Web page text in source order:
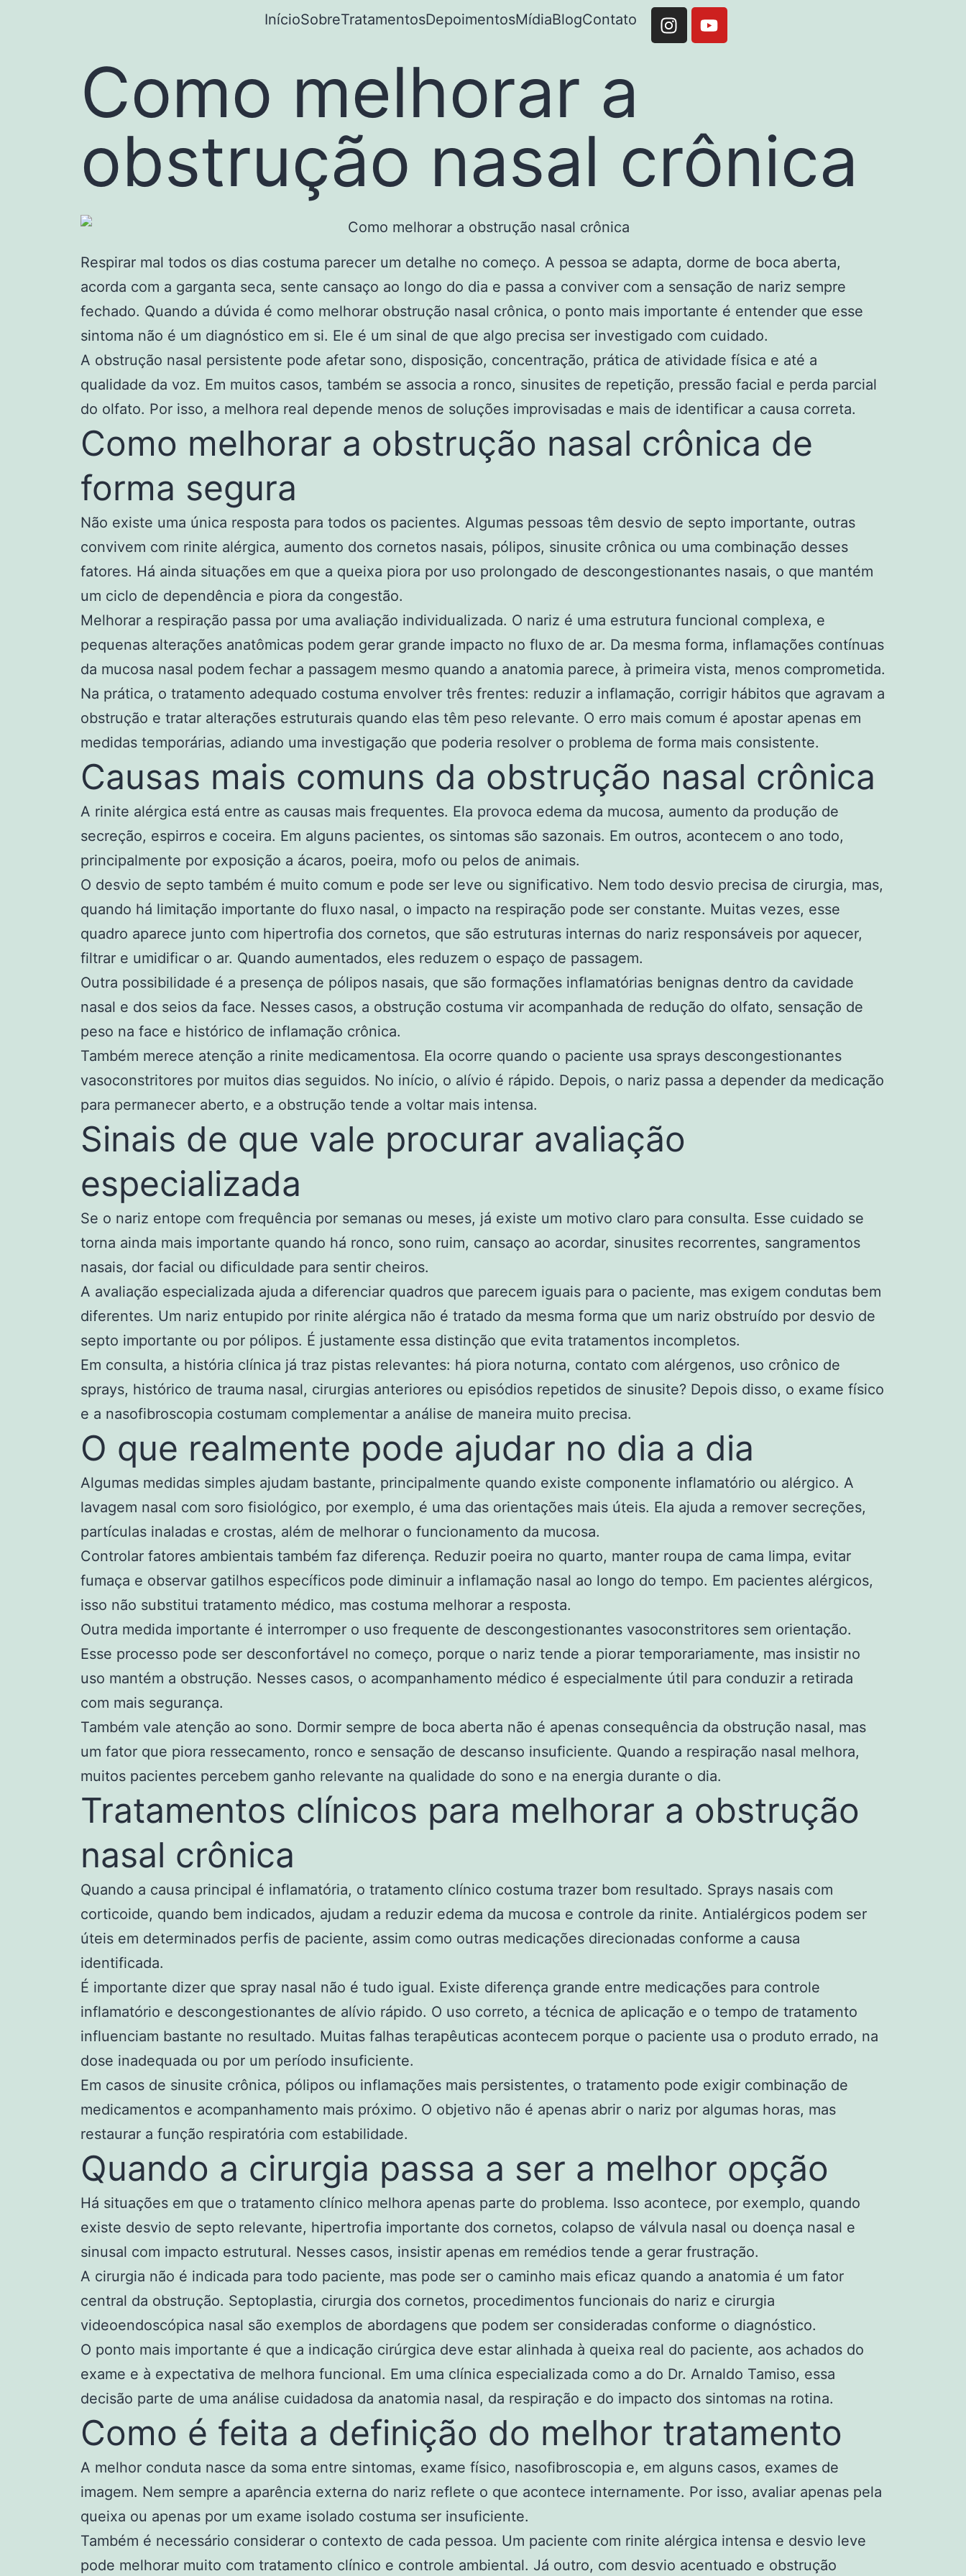
InícioSobreTratamentosDepoimentosMídiaBlogContato
Como melhorar a
obstrução nasal crônica
Respirar mal todos os dias costuma parecer um detalhe no começo. A pessoa se adapta, dorme de boca aberta,
acorda com a garganta seca, sente cansaço ao longo do dia e passa a conviver com a sensação de nariz sempre
fechado. Quando a dúvida é como melhorar obstrução nasal crônica, o ponto mais importante é entender que esse
sintoma não é um diagnóstico em si. Ele é um sinal de que algo precisa ser investigado com cuidado.
A obstrução nasal persistente pode afetar sono, disposição, concentração, prática de atividade física e até a
qualidade da voz. Em muitos casos, também se associa a ronco, sinusites de repetição, pressão facial e perda parcial
do olfato. Por isso, a melhora real depende menos de soluções improvisadas e mais de identificar a causa correta.
Como melhorar a obstrução nasal crônica de
forma segura
Não existe uma única resposta para todos os pacientes. Algumas pessoas têm desvio de septo importante, outras
convivem com rinite alérgica, aumento dos cornetos nasais, pólipos, sinusite crônica ou uma combinação desses
fatores. Há ainda situações em que a queixa piora por uso prolongado de descongestionantes nasais, o que mantém
um ciclo de dependência e piora da congestão.
Melhorar a respiração passa por uma avaliação individualizada. O nariz é uma estrutura funcional complexa, e
pequenas alterações anatômicas podem gerar grande impacto no fluxo de ar. Da mesma forma, inflamações contínuas
da mucosa nasal podem fechar a passagem mesmo quando a anatomia parece, à primeira vista, menos comprometida.
Na prática, o tratamento adequado costuma envolver três frentes: reduzir a inflamação, corrigir hábitos que agravam a
obstrução e tratar alterações estruturais quando elas têm peso relevante. O erro mais comum é apostar apenas em
medidas temporárias, adiando uma investigação que poderia resolver o problema de forma mais consistente.
Causas mais comuns da obstrução nasal crônica
A rinite alérgica está entre as causas mais frequentes. Ela provoca edema da mucosa, aumento da produção de
secreção, espirros e coceira. Em alguns pacientes, os sintomas são sazonais. Em outros, acontecem o ano todo,
principalmente por exposição a ácaros, poeira, mofo ou pelos de animais.
O desvio de septo também é muito comum e pode ser leve ou significativo. Nem todo desvio precisa de cirurgia, mas,
quando há limitação importante do fluxo nasal, o impacto na respiração pode ser constante. Muitas vezes, esse
quadro aparece junto com hipertrofia dos cornetos, que são estruturas internas do nariz responsáveis por aquecer,
filtrar e umidificar o ar. Quando aumentados, eles reduzem o espaço de passagem.
Outra possibilidade é a presença de pólipos nasais, que são formações inflamatórias benignas dentro da cavidade
nasal e dos seios da face. Nesses casos, a obstrução costuma vir acompanhada de redução do olfato, sensação de
peso na face e histórico de inflamação crônica.
Também merece atenção a rinite medicamentosa. Ela ocorre quando o paciente usa sprays descongestionantes
vasoconstritores por muitos dias seguidos. No início, o alívio é rápido. Depois, o nariz passa a depender da medicação
para permanecer aberto, e a obstrução tende a voltar mais intensa.
Sinais de que vale procurar avaliação
especializada
Se o nariz entope com frequência por semanas ou meses, já existe um motivo claro para consulta. Esse cuidado se
torna ainda mais importante quando há ronco, sono ruim, cansaço ao acordar, sinusites recorrentes, sangramentos
nasais, dor facial ou dificuldade para sentir cheiros.
A avaliação especializada ajuda a diferenciar quadros que parecem iguais para o paciente, mas exigem condutas bem
diferentes. Um nariz entupido por rinite alérgica não é tratado da mesma forma que um nariz obstruído por desvio de
septo importante ou por pólipos. É justamente essa distinção que evita tratamentos incompletos.
Em consulta, a história clínica já traz pistas relevantes: há piora noturna, contato com alérgenos, uso crônico de
sprays, histórico de trauma nasal, cirurgias anteriores ou episódios repetidos de sinusite? Depois disso, o exame físico
e a nasofibroscopia costumam complementar a análise de maneira muito precisa.
O que realmente pode ajudar no dia a dia
Algumas medidas simples ajudam bastante, principalmente quando existe componente inflamatório ou alérgico. A
lavagem nasal com soro fisiológico, por exemplo, é uma das orientações mais úteis. Ela ajuda a remover secreções,
partículas inaladas e crostas, além de melhorar o funcionamento da mucosa.
Controlar fatores ambientais também faz diferença. Reduzir poeira no quarto, manter roupa de cama limpa, evitar
fumaça e observar gatilhos específicos pode diminuir a inflamação nasal ao longo do tempo. Em pacientes alérgicos,
isso não substitui tratamento médico, mas costuma melhorar a resposta.
Outra medida importante é interromper o uso frequente de descongestionantes vasoconstritores sem orientação.
Esse processo pode ser desconfortável no começo, porque o nariz tende a piorar temporariamente, mas insistir no
uso mantém a obstrução. Nesses casos, o acompanhamento médico é especialmente útil para conduzir a retirada
com mais segurança.
Também vale atenção ao sono. Dormir sempre de boca aberta não é apenas consequência da obstrução nasal, mas
um fator que piora ressecamento, ronco e sensação de descanso insuficiente. Quando a respiração nasal melhora,
muitos pacientes percebem ganho relevante na qualidade do sono e na energia durante o dia.
Tratamentos clínicos para melhorar a obstrução
nasal crônica
Quando a causa principal é inflamatória, o tratamento clínico costuma trazer bom resultado. Sprays nasais com
corticoide, quando bem indicados, ajudam a reduzir edema da mucosa e controle da rinite. Antialérgicos podem ser
úteis em determinados perfis de paciente, assim como outras medicações direcionadas conforme a causa
identificada.
É importante dizer que spray nasal não é tudo igual. Existe diferença grande entre medicações para controle
inflamatório e descongestionantes de alívio rápido. O uso correto, a técnica de aplicação e o tempo de tratamento
influenciam bastante no resultado. Muitas falhas terapêuticas acontecem porque o paciente usa o produto errado, na
dose inadequada ou por um período insuficiente.
Em casos de sinusite crônica, pólipos ou inflamações mais persistentes, o tratamento pode exigir combinação de
medicamentos e acompanhamento mais próximo. O objetivo não é apenas abrir o nariz por algumas horas, mas
restaurar a função respiratória com estabilidade.
Quando a cirurgia passa a ser a melhor opção
Há situações em que o tratamento clínico melhora apenas parte do problema. Isso acontece, por exemplo, quando
existe desvio de septo relevante, hipertrofia importante dos cornetos, colapso de válvula nasal ou doença nasal e
sinusal com impacto estrutural. Nesses casos, insistir apenas em remédios tende a gerar frustração.
A cirurgia não é indicada para todo paciente, mas pode ser o caminho mais eficaz quando a anatomia é um fator
central da obstrução. Septoplastia, cirurgia dos cornetos, procedimentos funcionais do nariz e cirurgia
videoendoscópica nasal são exemplos de abordagens que podem ser consideradas conforme o diagnóstico.
O ponto mais importante é que a indicação cirúrgica deve estar alinhada à queixa real do paciente, aos achados do
exame e à expectativa de melhora funcional. Em uma clínica especializada como a do Dr. Arnaldo Tamiso, essa
decisão parte de uma análise cuidadosa da anatomia nasal, da respiração e do impacto dos sintomas na rotina.
Como é feita a definição do melhor tratamento
A melhor conduta nasce da soma entre sintomas, exame físico, nasofibroscopia e, em alguns casos, exames de
imagem. Nem sempre a aparência externa do nariz reflete o que acontece internamente. Por isso, avaliar apenas pela
queixa ou apenas por um exame isolado costuma ser insuficiente.
Também é necessário considerar o contexto de cada pessoa. Um paciente com rinite alérgica intensa e desvio leve
pode melhorar muito com tratamento clínico e controle ambiental. Já outro, com desvio acentuado e obstrução